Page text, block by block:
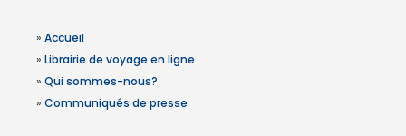
» Accueil
» Librairie de voyage en ligne
» Qui sommes-nous?
» Communiqués de presse